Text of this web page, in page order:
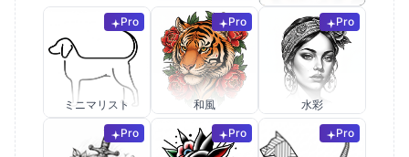
Pro
ミニマリスト
Pro
和風
Pro
水彩
Pro Pro Pro